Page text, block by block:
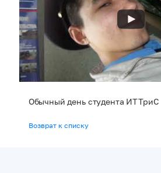
Обычный день студента ИТТриС
Возврат к списку